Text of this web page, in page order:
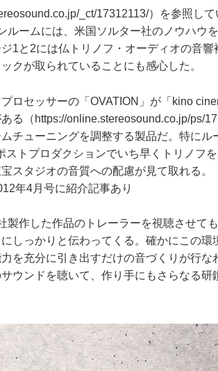
_ct/17312113/）を参照し
ルームには、米国ソルター社のノウハウ
1と2には仏トリノフ・オーディオの音響
クが取られていることにも感心した。
ロセッサーの「OVATION」が「kino
る（ https://online.stereosound.co.jp/ps/
チューニングを調整する製品だ。特にル
ストプロダクションでいち早くトリノフ
スタジオの音質への配慮が見て取れる。
年4月号に紹介記事あり
作した作品のトレーラーを視聴させて
しっかりと伝わってくる。確かにこの環
を充分に引き出すだけの音づくりが行な
ウンドを聴いて、作り手にもさらなる研